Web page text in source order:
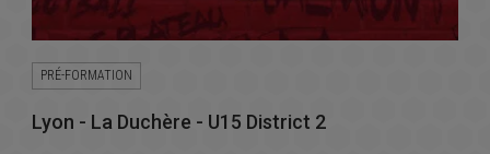
PRÉ-FORMATION
Lyon - La Duchère - U15 District 2